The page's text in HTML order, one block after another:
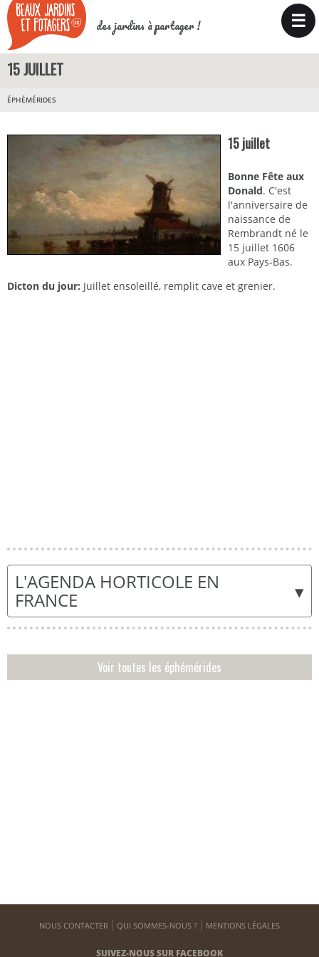
des jardins à partager ! ☰
15 JUILLET
ÉPHÉMÉRIDES
15 juillet
Bonne Fête aux
Donald. C'est
l'anniversaire de
naissance de
Rembrandt né le
15 juillet 1606
aux Pays-Bas.
Dicton du jour: Juillet ensoleillé, remplit cave et grenier.
▾
L'AGENDA HORTICOLE EN
FRANCE
Voir toutes les éphémérides
NOUS CONTACTER QUI SOMMES-NOUS ? MENTIONS LÉGALES
SUIVEZ-NOUS SUR FACEBOOK